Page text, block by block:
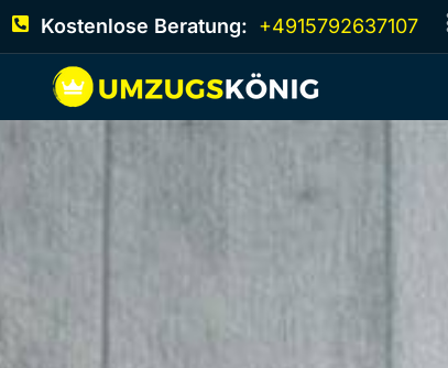
Kostenlose Beratung: +4915792637107